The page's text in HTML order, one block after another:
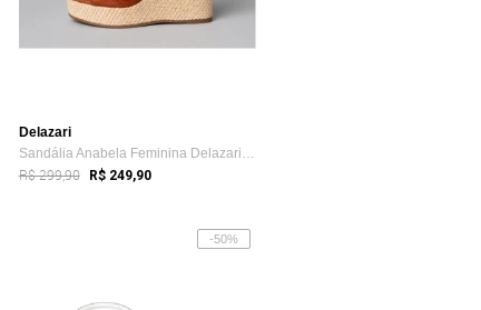
Delazari
Sandália Anabela Feminina Delazari Caram...
R$ 299,90 R$ 249,90
-50%